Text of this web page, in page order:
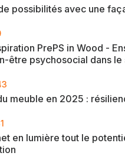
possibilités avec une
PrePS in Wood -
être psychosocial dans le
meuble en 2025 :
en lumière tout le